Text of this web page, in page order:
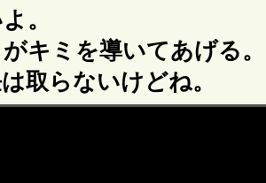
。
キミを導いてあげる。
取らないけどね。